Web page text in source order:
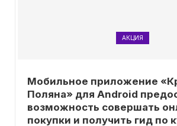
АКЦИЯ
Мобильное приложение
Поляна» для Android
возможность совершать
покупки и получить гид по